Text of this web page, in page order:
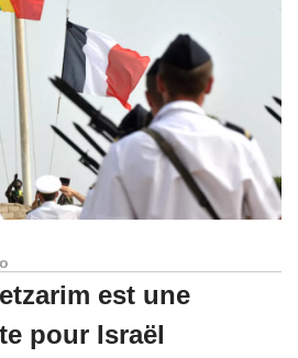
est une
pour Israël